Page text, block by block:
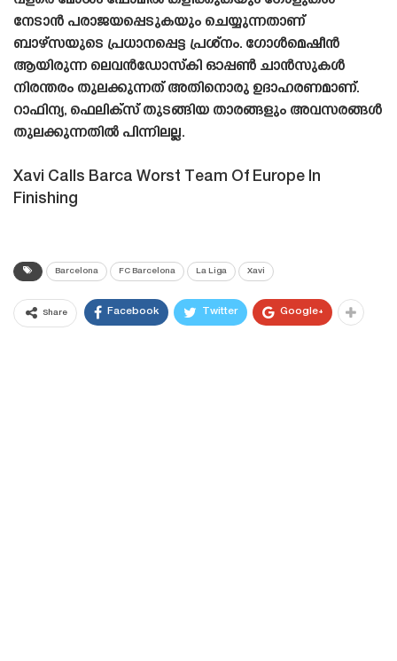
നേടാൻ പരാജയപ്പെടുകയും ചെയ്യുന്നതാണ്
ബാഴ്‌സയുടെ പ്രധാനപ്പെട്ട പ്രശ്‌നം. ഗോൾമെഷീൻ
ആയിരുന്ന ലെവൻഡോസ്‌കി ഓപ്പൺ ചാൻസുകൾ
നിരന്തരം തുലക്കുന്നത് അതിനൊരു ഉദാഹരണമാണ്.
റാഫിന്യ, ഫെലിക്‌സ് തുടങ്ങിയ താരങ്ങളും അവസരങ്ങൾ
തുലക്കുന്നതിൽ പിന്നിലല്ല.
Xavi Calls Barca Worst Team Of Europe In
Finishing
Barcelona FC Barcelona La Liga Xavi
Share Facebook Twitter Google+